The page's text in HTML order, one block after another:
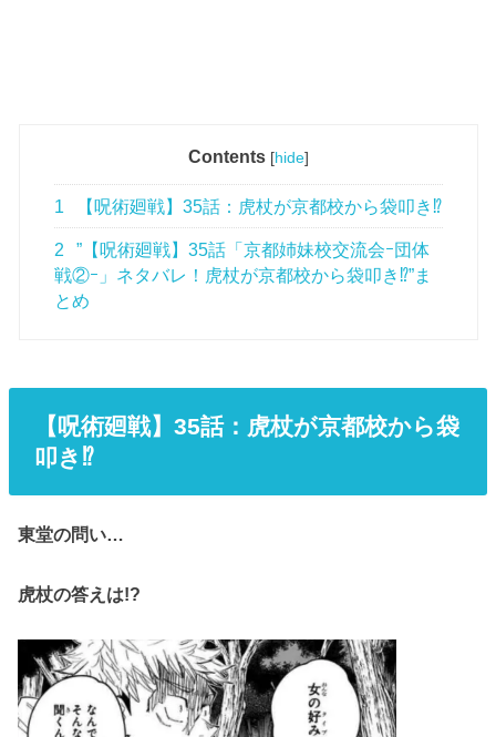
Contents [hide]
1 【呪術廻戦】35話：虎杖が京都校から袋叩き⁉
2
”【呪術廻戦】35話「京都姉妹校交流会ｰ団体
戦②ｰ」ネタバレ！虎杖が京都校から袋叩き⁉”ま
とめ
【呪術廻戦】35話：虎杖が京都校から袋
叩き⁉
東堂の問い…
虎杖の答えは!?